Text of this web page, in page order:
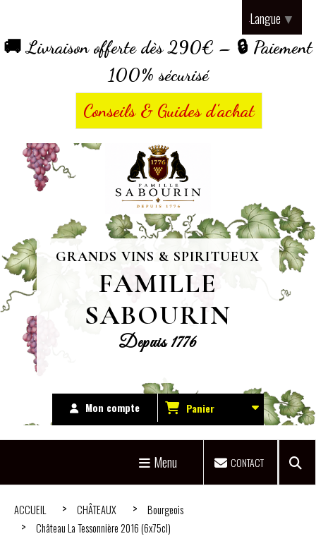
🚚 Livraison offerte dès 290€ – 🔒 Paiement
100% sécurisé
Conseils & Guides d’achat
GRANDS VINS & SPIRITUEUX
FAMILLE
SABOURIN
Depuis 1776
Mon compte Panier
Menu CONTACT
ACCUEIL CHÂTEAUX
Bourgeois
Château La Tessonnière 2016 (6x75cl)
Langue ▼